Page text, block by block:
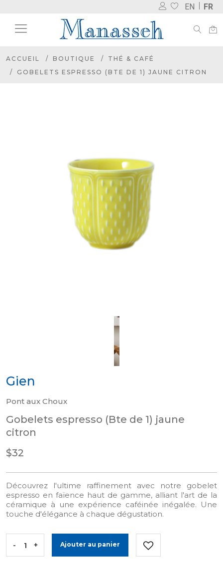
EN FR
ACCUEIL BOUTIQUE
THÉ & CAFÉ
GOBELETS ESPRESSO (BTE DE 1) JAUNE CITRON
Gien
Pont aux Choux
Gobelets espresso (Bte de 1) jaune
citron
$32
Découvrez l'ultime raffinement avec notre gobelet
espresso en faïence haut de gamme, alliant l'art de la
céramique à une expérience caféinée inégalée. Une
touche d'élégance à chaque dégustation.
- + Ajouter au panier